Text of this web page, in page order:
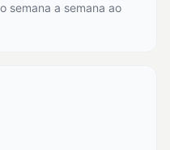
semana a semana ao